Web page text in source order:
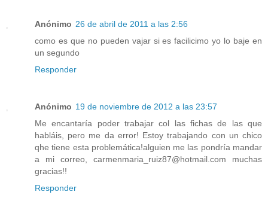
Anónimo 26 de abril de 2011 a las 2:56
como es que no pueden vajar si es facilicimo yo lo baje en
un segundo
Responder
Anónimo 19 de noviembre de 2012 a las 23:57
Me encantaría poder trabajar col las fichas de las que
habláis, pero me da error! Estoy trabajando con un chico
qhe tiene esta problemática!alguien me las pondría mandar
a mi correo, carmenmaria_ruiz87@hotmail.com muchas
gracias!!
Responder